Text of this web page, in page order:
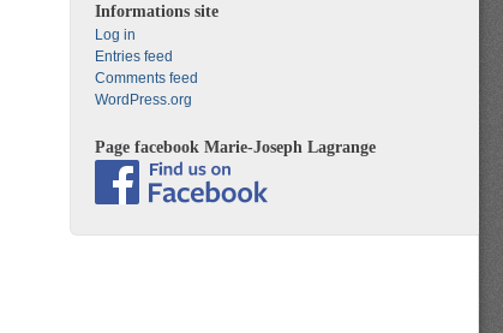
Informations site
Log in
Entries feed
Comments feed
WordPress.org
Page facebook Marie-Joseph Lagrange